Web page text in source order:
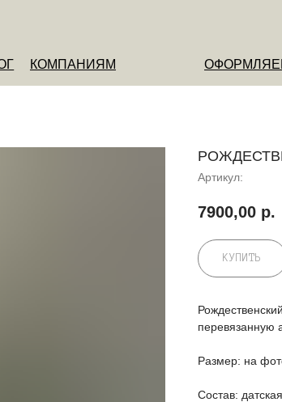
ОФОРМЛЯЕМ ОБУЧАЕМ
Артикул:
7900,00 р.
КУПИТЬ
перевязанную
Размер: на
Состав: